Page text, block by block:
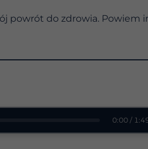
powrót do zdrowia. Powiem
0:00 /